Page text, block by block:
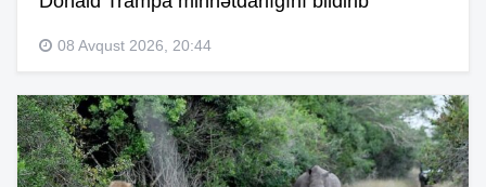
08 Avqust 2026, 20:44